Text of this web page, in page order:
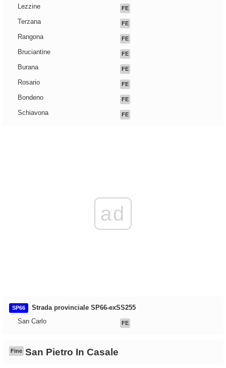
Lezzine FE
Terzana FE
Rangona FE
Bruciantine FE
Burana FE
Rosario FE
Bondeno FE
Schiavona FE
ad
SP66
Strada provinciale SP66-exSS255
San Carlo
FE
Fine San Pietro In Casale